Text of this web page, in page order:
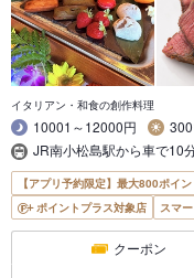
イタリアン・和食の創作料理
10001～12000円
JR南小松島駅から車で10
【アプリ予約限定】最大800ポイ
ポイントプラス対象店
スマ
クーポン